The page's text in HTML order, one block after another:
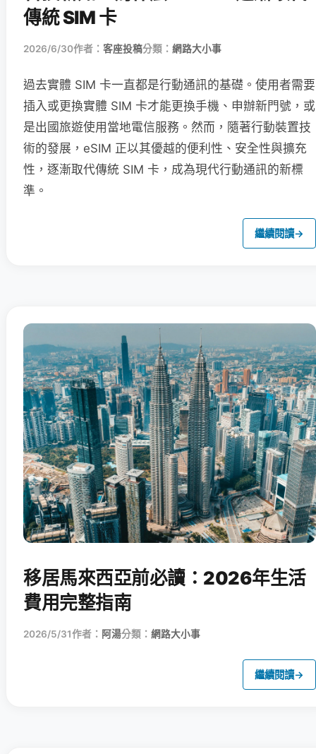
傳統 SIM 卡
2026/6/30作者： 客座投稿分類： 網路大小事
過去實體 SIM 卡一直都是行動通訊的基礎。使用者需要
插入或更換實體 SIM 卡才能更換手機、申辦新門號，或
是出國旅遊使用當地電信服務。然而，隨著行動裝置技
術的發展，eSIM 正以其優越的便利性、安全性與擴充
性，逐漸取代傳統 SIM 卡，成為現代行動通訊的新標
準。
繼續閱讀→
移居馬來西亞前必讀：2026年生活
費用完整指南
2026/5/31作者： 阿湯分類： 網路大小事
繼續閱讀→